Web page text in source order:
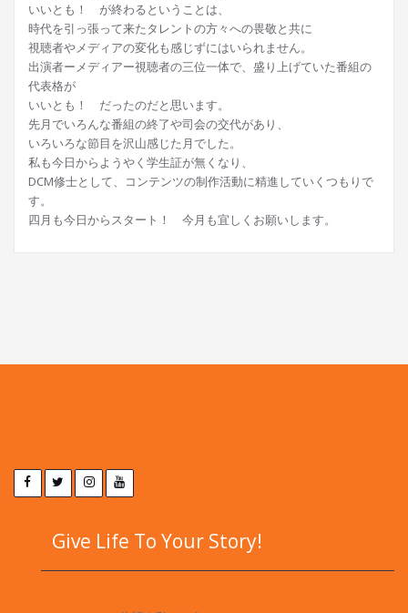
いいとも！ が終わるということは、
時代を引っ張って来たタレントの方々への畏敬と共に
視聴者やメディアの変化も感じずにはいられません。
出演者ーメディアー視聴者の三位一体で、盛り上げていた番組の
代表格が
いいとも！ だったのだと思います。
先月でいろんな番組の終了や司会の交代があり、
いろいろな節目を沢山感じた月でした。
私も今日からようやく学生証が無くなり、
DCM修士として、コンテンツの制作活動に精進していくつもりで
す。
四月も今日からスタート！ 今月も宜しくお願いします。
Give Life To Your Story!